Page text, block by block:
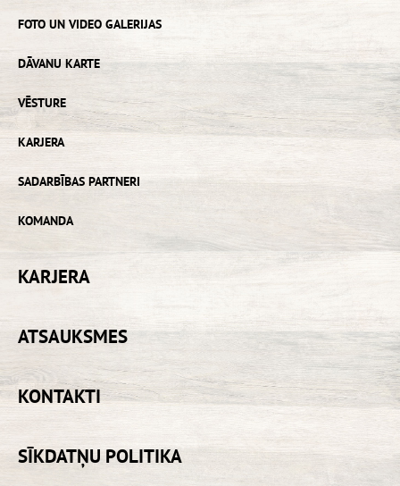
FOTO UN VIDEO GALERIJAS
DĀVANU KARTE
VĒSTURE
KARJERA
SADARBĪBAS PARTNERI
KOMANDA
KARJERA
ATSAUKSMES
KONTAKTI
SĪKDATŅU POLITIKA